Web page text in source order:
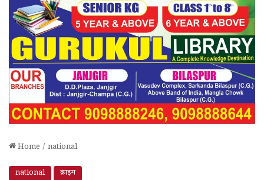
Home / national
national क्राइम